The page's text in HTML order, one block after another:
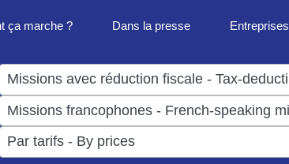
ça marche ? Dans la presse Entreprises
result
available
result
available
results